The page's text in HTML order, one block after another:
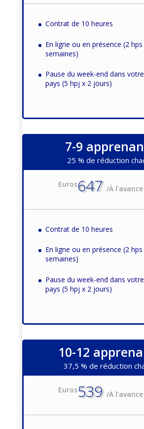
Contrat de 10 heures
En ligne ou en présence (2 hps
semaines)
Pause du week-end dans
pays (5 hpj x 2 jours)
7-9
25 % de réduction
Euros647/À l'avance
Contrat de 10 heures
En ligne ou en présence (2 hps
semaines)
Pause du week-end dans
pays (5 hpj x 2 jours)
10-12
37,5 % de réduction
Euros539/À l'avance